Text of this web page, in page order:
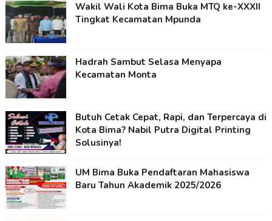
Wakil Wali Kota Bima Buka MTQ ke-XXXII
Tingkat Kecamatan Mpunda
Hadrah Sambut Selasa Menyapa
Kecamatan Monta
Butuh Cetak Cepat, Rapi, dan Terpercaya di
Kota Bima? Nabil Putra Digital Printing
Solusinya!
UM Bima Buka Pendaftaran Mahasiswa
Baru Tahun Akademik 2025/2026